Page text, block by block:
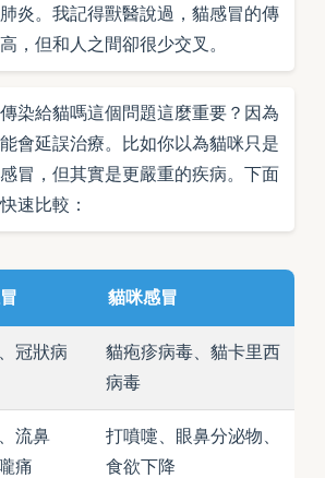
炎。我記得獸醫說過，貓感冒的傳
，但和人之間卻很少交叉。
染給貓嗎這個問題這麼重要？因為
會延誤治療。比如你以為貓咪只是
冒，但其實是更嚴重的疾病。下面
速比較：
貓咪感冒
冠狀病
貓疱疹病毒、貓卡里西
病毒
流鼻
痛
打噴嚏、眼鼻分泌物、
食欲下降